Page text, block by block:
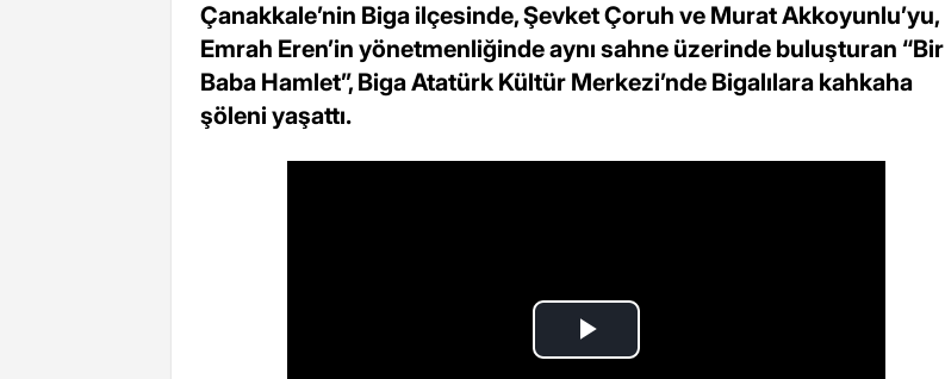
Çanakkale’nin Biga ilçesinde, Şevket Çoruh ve Murat Akkoyunlu’yu,
Emrah Eren’in yönetmenliğinde aynı sahne üzerinde buluşturan “Bir
Baba Hamlet”, Biga Atatürk Kültür Merkezi’nde Bigalılara kahkaha
şöleni yaşattı.